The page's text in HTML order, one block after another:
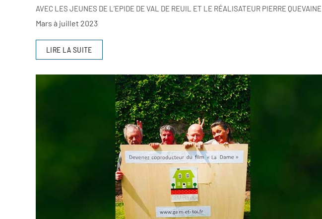
AVEC LES JEUNES DE L’EPIDE DE VAL DE REUIL ET LE RÉALISATEUR PIERRE QUEVAINE
Mars à juillet 2023
LIRE LA SUITE